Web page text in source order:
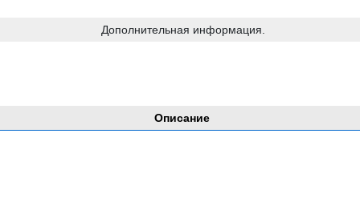
Описание
Дополнительная информация.